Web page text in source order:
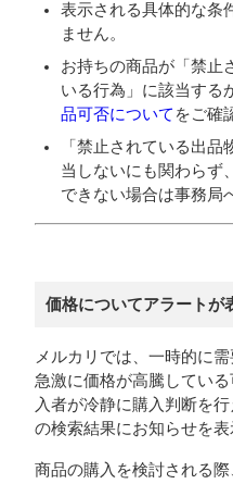
表示される具体的な条
ません。
お持ちの商品が「禁止
いる行為」に該当する
品可否について をご確
「禁止されている出
当しないにも関わらず
できない場合は事務局
価格についてアラートが
メルカリでは、一時的に
急激に価格が高騰してい
入者が冷静に購入判断を
の検索結果にお知らせを表
商品の購入を検討される際